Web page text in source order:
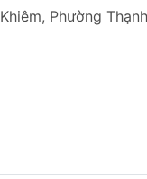
giữa chừng.
nắm bắt tình
Phường